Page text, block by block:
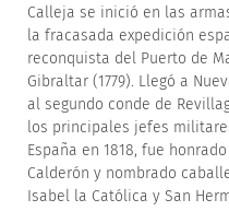
Calleja se inició en las
la fracasada expedición
reconquista del Puerto de
Gibraltar (1779). Llegó a
al segundo conde de
los principales jefes
España en 1818, fue
Calderón y nombrado
Isabel la Católica y San